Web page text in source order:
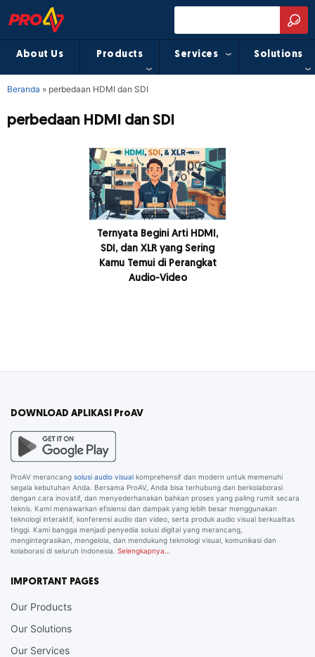
About Us Products Services Solutions
Beranda » perbedaan HDMI dan SDI
perbedaan HDMI dan SDI
Ternyata Begini Arti HDMI,
SDI, dan XLR yang Sering
Kamu Temui di Perangkat
Audio-Video
DOWNLOAD APLIKASI ProAV
ProAV merancang solusi audio visual komprehensif dan modern untuk memenuhi
segala kebutuhan Anda. Bersama ProAV, Anda bisa terhubung dan berkolaborasi
dengan cara inovatif, dan menyederhanakan bahkan proses yang paling rumit secara
teknis. Kami menawarkan efisiensi dan dampak yang lebih besar menggunakan
teknologi interaktif, konferensi audio dan video, serta produk audio visual berkualitas
tinggi. Kami bangga menjadi penyedia solusi digital yang merancang,
mengintegrasikan, mengelola, dan mendukung teknologi visual, komunikasi dan
kolaborasi di seluruh Indonesia. Selengkapnya…
IMPORTANT PAGES
Our Products
Our Solutions
Our Services